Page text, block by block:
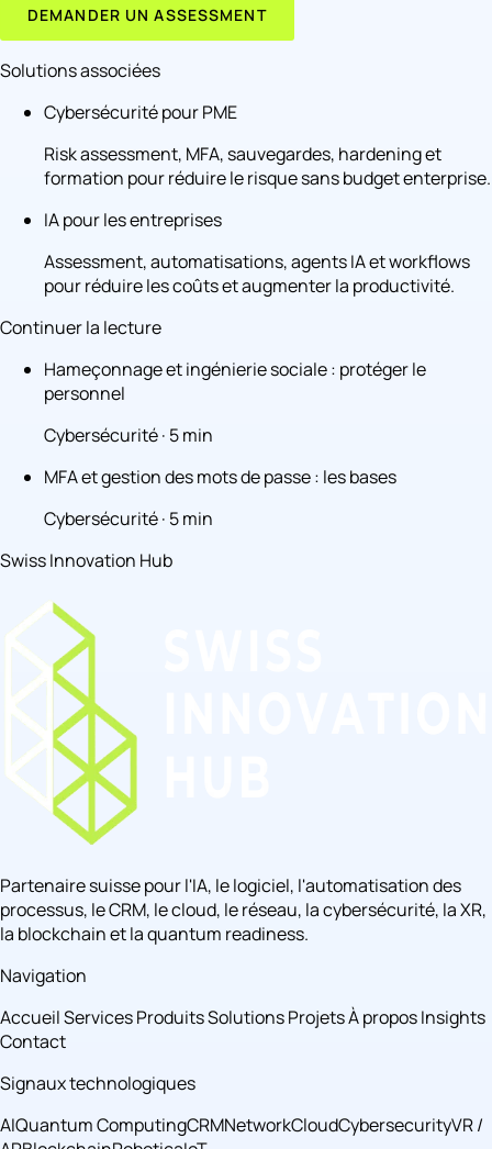
DEMANDER UN ASSESSMENT
Solutions associées
Cybersécurité pour PME
Risk assessment, MFA, sauvegardes, hardening et
formation pour réduire le risque sans budget enterprise.
IA pour les entreprises
Assessment, automatisations, agents IA et workflows
pour réduire les coûts et augmenter la productivité.
Continuer la lecture
Hameçonnage et ingénierie sociale : protéger le
personnel
Cybersécurité · 5 min
MFA et gestion des mots de passe : les bases
Cybersécurité · 5 min
Swiss Innovation Hub
Partenaire suisse pour l'IA, le logiciel, l'automatisation des
processus, le CRM, le cloud, le réseau, la cybersécurité, la XR,
la blockchain et la quantum readiness.
Navigation
AccueilServicesProduitsSolutionsProjetsÀ proposInsights
Contact
Signaux technologiques
AIQuantum ComputingCRMNetworkCloudCybersecurityVR /